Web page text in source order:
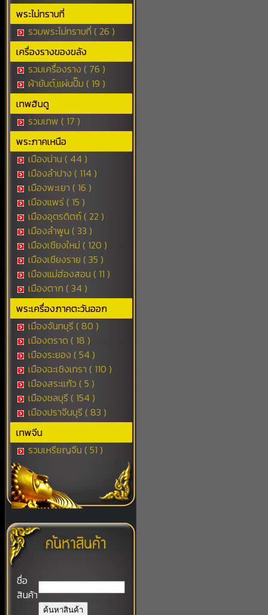
พระไม่ทราบที่
รวมพระไม่ทราบที่ ( 26 )
เครื่องรางของขลัง
รวมเครื่องราง ( 76 )
ผ้ายันต์,แผ่นปั๊ม ( 19 )
เทพฮินดู
รวมเทพ ( 17 )
พระภาคเหนือ
เมืองน่าน ( 44 )
เมืองลำปาง ( 114 )
เมืองพะเยา ( 16 )
เมืองแพร่ ( 15 )
เมืองอุตรดิตถ์ ( 22 )
เมืองลำพูน ( 33 )
เมืองเชียงใหม่ ( 120 )
เมืองเชียงราย ( 35 )
เมืองแม่ฮ่องสอน ( 11 )
เมืองตาก ( 34 )
พระเครื่องภาคตะวันออก
เมืองจันทบุรี ( 80 )
เมืองตราด ( 18 )
เมืองระยอง ( 54 )
เมืองฉะเชิงเทรา ( 110 )
เมืองสระแก้ว ( 5 )
เมืองชลบุรี ( 154 )
เมืองปราจีนบุรี ( 83 )
เทพจีน
รวมเหรียญจีน ( 51 )
ชื่อ
สินค้า